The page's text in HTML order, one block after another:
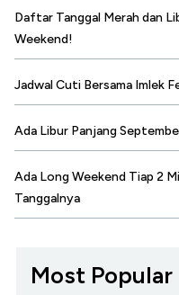
Daftar Tanggal Merah dan
Weekend!
Jadwal Cuti Bersama Imlek
Ada Libur Panjang
Ada Long Weekend Tiap 2
Tanggalnya
Most Popular